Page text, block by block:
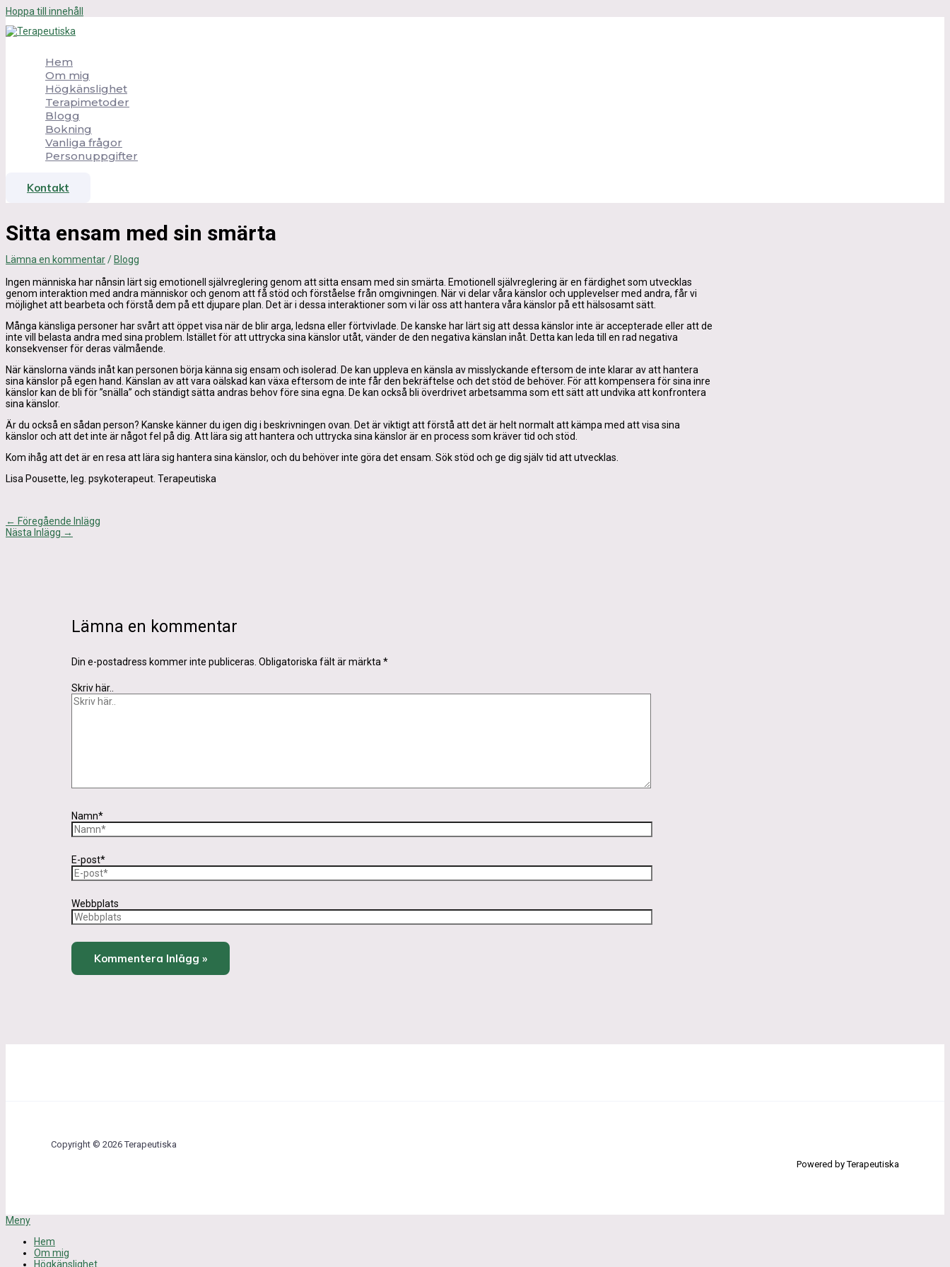
Hoppa till innehåll
Hem
Om mig
Högkänslighet
Terapimetoder
Blogg
Bokning
Vanliga frågor
Personuppgifter
Kontakt
Sitta ensam med sin smärta
Lämna en kommentar/ Blogg
Ingen människa har nånsin lärt sig emotionell självreglering genom att sitta ensam med sin smärta. Emotionell självreglering är en färdighet som utvecklas
genom interaktion med andra människor och genom att få stöd och förståelse från omgivningen. När vi delar våra känslor och upplevelser med andra, får vi
möjlighet att bearbeta och förstå dem på ett djupare plan. Det är i dessa interaktioner som vi lär oss att hantera våra känslor på ett hälsosamt sätt.
Många känsliga personer har svårt att öppet visa när de blir arga, ledsna eller förtvivlade. De kanske har lärt sig att dessa känslor inte är accepterade eller att de
inte vill belasta andra med sina problem. Istället för att uttrycka sina känslor utåt, vänder de den negativa känslan inåt. Detta kan leda till en rad negativa
konsekvenser för deras välmående.
När känslorna vänds inåt kan personen börja känna sig ensam och isolerad. De kan uppleva en känsla av misslyckande eftersom de inte klarar av att hantera
sina känslor på egen hand. Känslan av att vara oälskad kan växa eftersom de inte får den bekräftelse och det stöd de behöver. För att kompensera för sina inre
känslor kan de bli för ”snälla” och ständigt sätta andras behov före sina egna. De kan också bli överdrivet arbetsamma som ett sätt att undvika att konfrontera
sina känslor.
Är du också en sådan person? Kanske känner du igen dig i beskrivningen ovan. Det är viktigt att förstå att det är helt normalt att kämpa med att visa sina
känslor och att det inte är något fel på dig. Att lära sig att hantera och uttrycka sina känslor är en process som kräver tid och stöd.
Kom ihåg att det är en resa att lära sig hantera sina känslor, och du behöver inte göra det ensam. Sök stöd och ge dig själv tid att utvecklas.
Lisa Pousette, leg. psykoterapeut. Terapeutiska
← Föregående Inlägg
Nästa Inlägg →
Lämna en kommentar
Din e-postadress kommer inte publiceras. Obligatoriska fält är märkta*
Skriv här..
Namn*
E-post*
Webbplats
Copyright © 2026 Terapeutiska
Powered by Terapeutiska
Meny
Hem
Om mig
Högkänslighet